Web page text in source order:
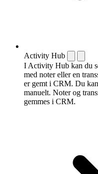
Activity Hub
I Activity Hub kan du
med noter eller en
er gemt i CRM. Du
manuelt. Noter og
gemmes i CRM.